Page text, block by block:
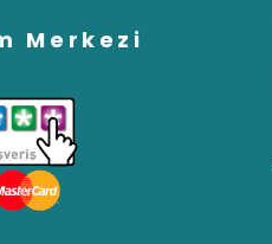
Merkezi